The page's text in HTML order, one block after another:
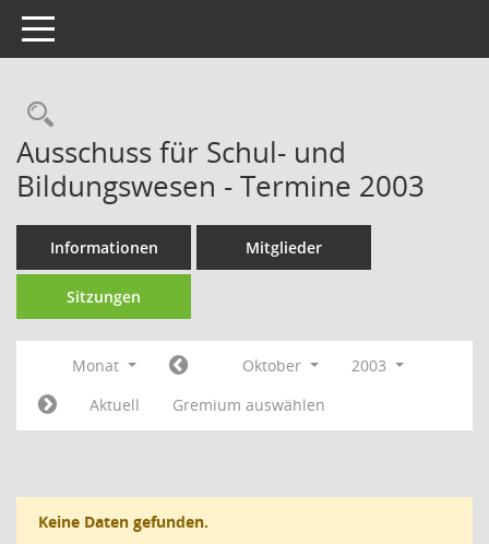
Toggle navigation
Rechercheauswahl
Ausschuss für Schul- und
Bildungswesen - Termine 2003
Informationen Mitglieder
Sitzungen
Monat Oktober
2003
Aktuell
Gremium auswählen
Keine Daten gefunden.